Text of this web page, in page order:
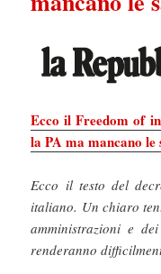
Ecco il Freedom of
la PA ma mancano le
Ecco il testo del
italiano. Un chiaro
amministrazioni e
renderanno